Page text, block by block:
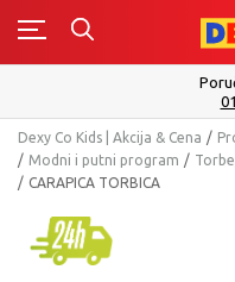
Dexy Co Kids | Akcija & Cena
Modni i putni program
CARAPICA TORBICA